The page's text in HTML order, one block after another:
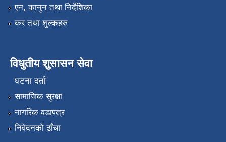
एन, कानुन तथा निर्देशिका
कर तथा शुल्कहरु
विधुतीय शुसासन सेवा
घटना दर्ता
सामाजिक सुरक्षा
नागरिक वडापत्र
निवेदनको ढाँचा